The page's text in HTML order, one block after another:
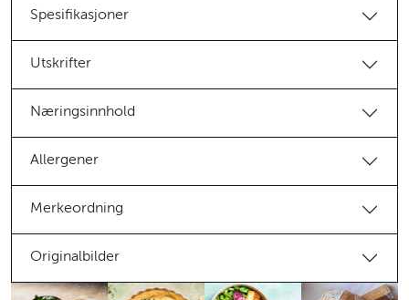
Spesifikasjoner
Utskrifter
Næringsinnhold
Allergener
Merkeordning
Originalbilder